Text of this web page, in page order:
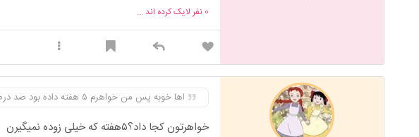
0 نفر لایک کرده اند ...
اها خوبه پس من خواهرم ۵ هفته داده بود صد درصدی بود جوابش تو هم اعتماد کن برا تو بزرگتره
خواهرتون کجا داد؟۵هفته که خیلی زوده نمیگیرن